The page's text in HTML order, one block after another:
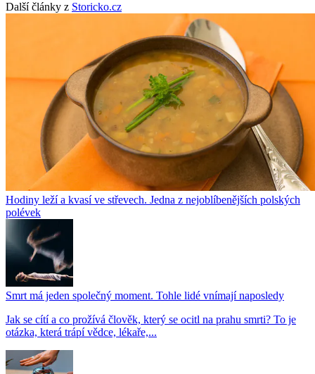
Další články z Storicko.cz
Hodiny leží a kvasí ve střevech. Jedna z nejoblíbenějších polských
polévek
Smrt má jeden společný moment. Tohle lidé vnímají naposledy
Jak se cítí a co prožívá člověk, který se ocitl na prahu smrti? To je
otázka, která trápí vědce, lékaře,...